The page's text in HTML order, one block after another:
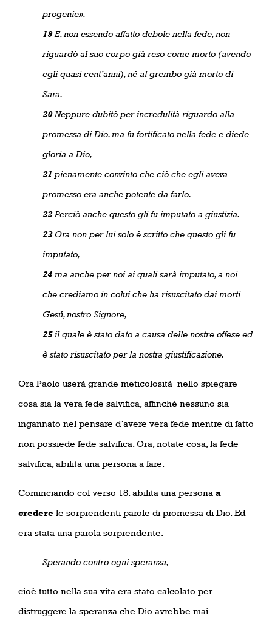
progenie».
19 E, non essendo affatto debole nella fede, non
riguardò al suo corpo già reso come morto (avendo
egli quasi cent’anni), né al grembo già morto di
Sara.
20 Neppure dubitò per incredulità riguardo alla
promessa di Dio, ma fu fortificato nella fede e diede
gloria a Dio,
21 pienamente convinto che ciò che egli aveva
promesso era anche potente da farlo.
22 Perciò anche questo gli fu imputato a giustizia.
23 Ora non per lui solo è scritto che questo gli fu
imputato,
24 ma anche per noi ai quali sarà imputato, a noi
che crediamo in colui che ha risuscitato dai morti
Gesú, nostro Signore,
25 il quale è stato dato a causa delle nostre offese ed
è stato risuscitato per la nostra giustificazione.
Ora Paolo userà grande meticolosità nello spiegare
cosa sia la vera fede salvifica, affinché nessuno sia
ingannato nel pensare d’avere vera fede mentre di fatto
non possiede fede salvifica. Ora, notate cosa, la fede
salvifica, abilita una persona a fare.
Cominciando col verso 18: abilita una persona a
credere le sorprendenti parole di promessa di Dio. Ed
era stata una parola sorprendente.
Sperando contro ogni speranza,
cioè tutto nella sua vita era stato calcolato per
distruggere la speranza che Dio avrebbe mai